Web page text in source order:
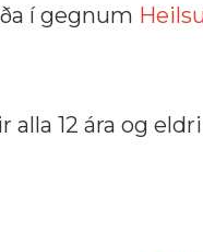
í gegnum
12 ára og